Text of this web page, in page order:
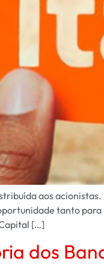
aos
tanto
[…]
dos